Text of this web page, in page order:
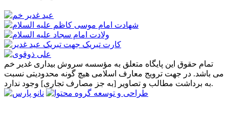
تمام حقوق این پایگاه متعلق به مؤسسه سروش بیداری غدیر خم
می باشد. در جهت ترویج معارف اسلامی هیچ گونه محدودیتی نسبت
به برداشت مطالب و تصاویر [به جز مصارف تجاری] وجود ندارد.